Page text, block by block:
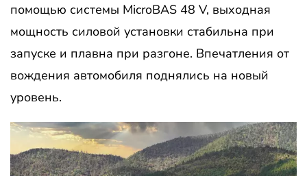
помощью системы MicroBAS 48 V, выходная
мощность силовой установки стабильна при
запуске и плавна при разгоне. Впечатления от
вождения автомобиля поднялись на новый
уровень.